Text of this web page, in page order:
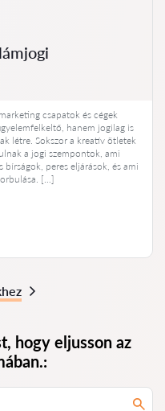
csapatok és cégek
hanem jogilag is
létre. Sokszor a kreatív ötletek
a jogi szempontok, ami
peres eljárások, és ami
[…]
hogy eljusson az